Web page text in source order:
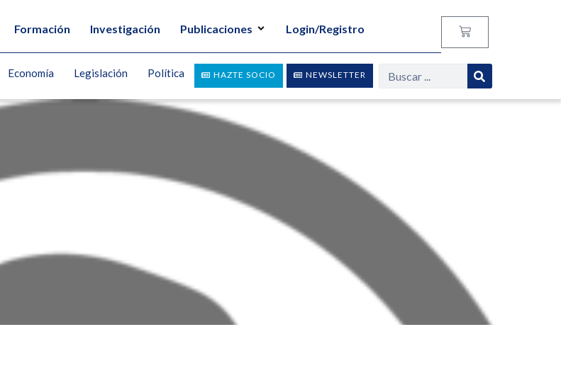
Formación Investigación Publicaciones Login/Registro
NEWSLETTER
HAZTE SOCIO
Economía Legislación Política